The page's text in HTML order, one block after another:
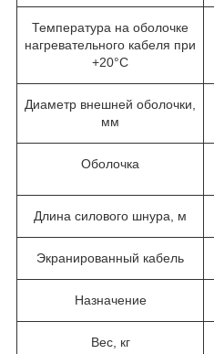
Температура на оболочке
нагревательного кабеля при
+20°С
Диаметр внешней оболочки,
мм
Оболочка
Длина силового шнура, м
Экранированный кабель
Назначение
Вес, кг